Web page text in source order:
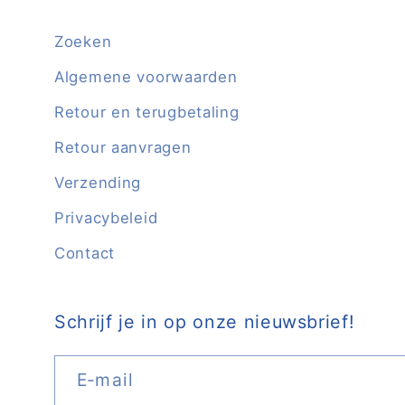
Zoeken
Algemene voorwaarden
Retour en terugbetaling
Retour aanvragen
Verzending
Privacybeleid
Contact
Schrijf je in op onze nieuwsbrief!
E‑mail